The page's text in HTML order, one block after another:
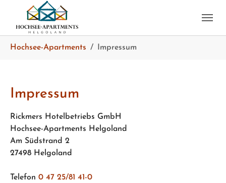
Skip to main content
Skip to page footer
Hochsee-Apartments
Impressum
Impressum
Rickmers Hotelbetriebs GmbH
Hochsee-Apartments Helgoland
Am Südstrand 2
27498 Helgoland
Telefon 0 47 25/81 41-0